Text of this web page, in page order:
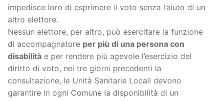
impedisce loro di esprimere il voto senza l’aiuto di un
altro elettore.
Nessun elettore, per altro, può esercitare la funzione
di accompagnatore per più di una persona con
disabilità e per rendere più agevole l’esercizio del
diritto di voto, nei tre giorni precedenti la
consultazione, le Unità Sanitarie Locali devono
garantire in ogni Comune la disponibilità di un